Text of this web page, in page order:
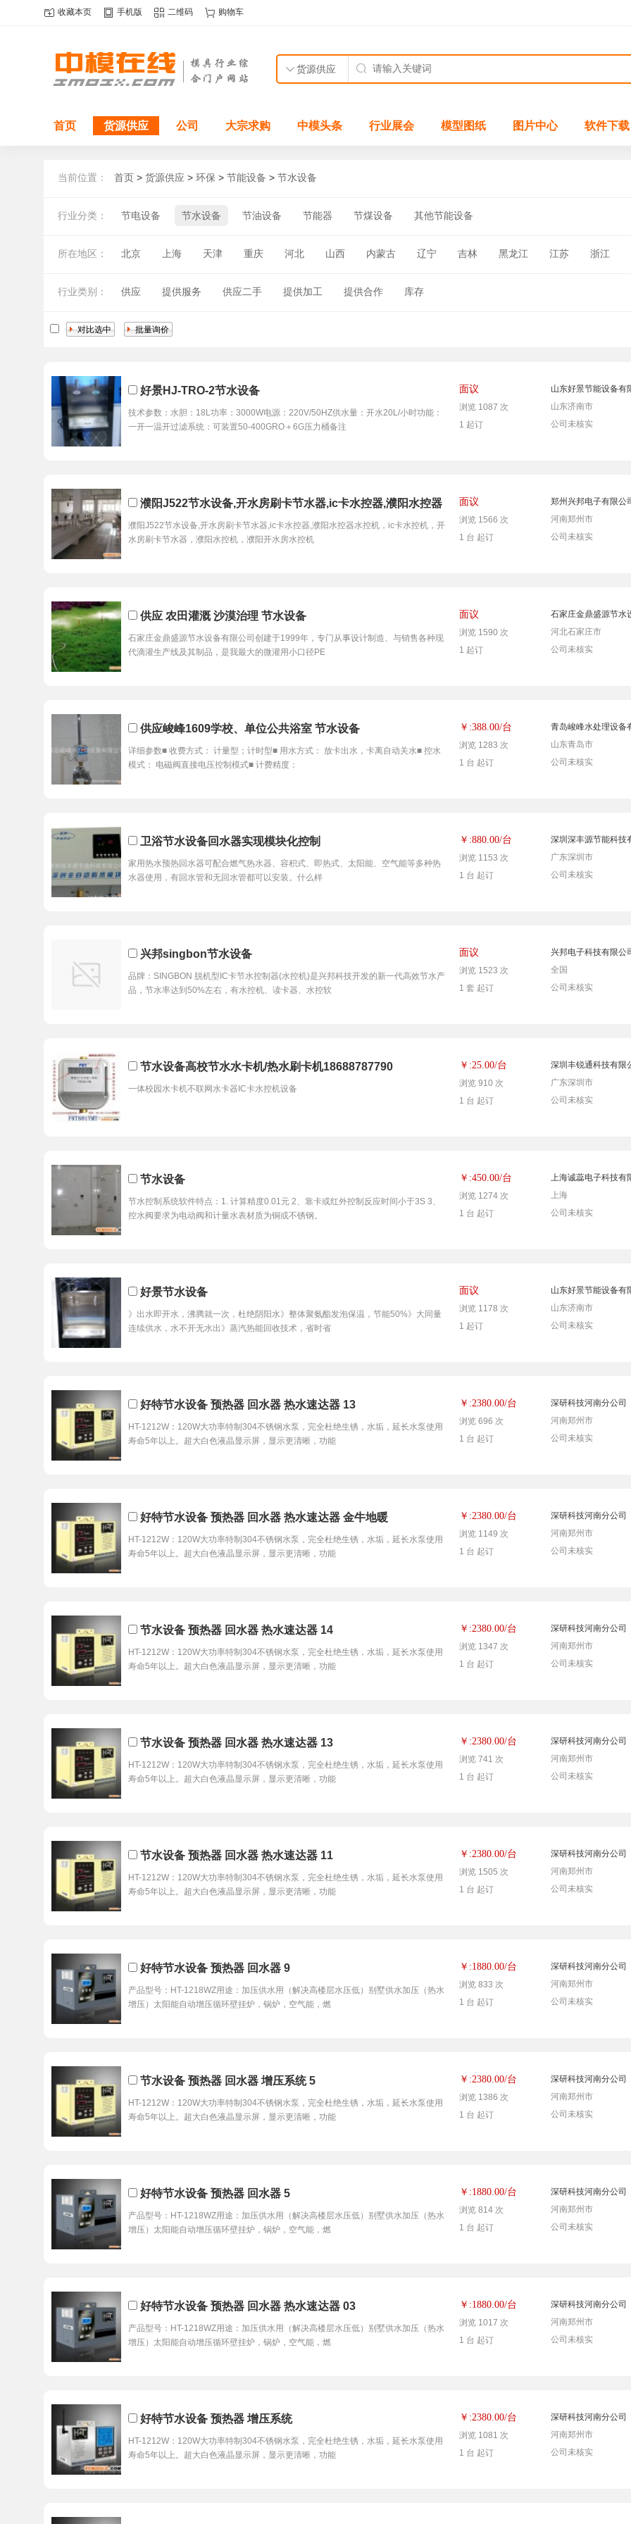
收藏本页 手机版 二维码 购物车
首页 货源供应 公司 大宗求购 中模头条 行业展会 模型图纸 图片中心 软件下载
当前位置： 首页 > 货源供应 > 环保 > 节能设备 > 节水设备
行业分类： 节电设备 节水设备 节油设备 节能器 节煤设备 其他节能设备
所在地区： 北京 上海 天津 重庆 河北 山西 内蒙古 辽宁 吉林 黑龙江 江苏 浙江
行业类别： 供应 提供服务 供应二手 提供加工 提供合作 库存
好景HJ-TRO-2节水设备
技术参数：水胆：18L功率：3000W电源：220V/50HZ供水量：开水20L/小时功能：
一开一温开过滤系统：可装置50-400GRO＋6G压力桶备注
面议
浏览 1087 次
1 起订
山东好景节能设备有
山东济南市
公司未核实
濮阳J522节水设备,开水房刷卡节水器,ic卡水控器,濮阳水控器
濮阳J522节水设备,开水房刷卡节水器,ic卡水控器,濮阳水控器水控机，ic卡水控机，开
水房刷卡节水器，濮阳水控机，濮阳开水房水控机
面议
浏览 1566 次
1 台 起订
郑州兴邦电子有限公
河南郑州市
公司未核实
供应 农田灌溉 沙漠治理 节水设备
石家庄金鼎盛源节水设备有限公司创建于1999年，专门从事设计制造、与销售各种现
代滴灌生产线及其制品，是我最大的微灌用小口径PE
面议
浏览 1590 次
1 起订
石家庄金鼎盛源节水
河北石家庄市
公司未核实
供应峻峰1609学校、单位公共浴室 节水设备
详细参数■ 收费方式： 计量型；计时型■ 用水方式： 放卡出水，卡离自动关水■ 控水
模式： 电磁阀直接电压控制模式■ 计费精度：
￥:388.00/台
浏览 1283 次
1 台 起订
青岛峻峰水处理设备
山东青岛市
公司未核实
卫浴节水设备回水器实现模块化控制
家用热水预热回水器可配合燃气热水器、容积式、即热式、太阳能、空气能等多种热
水器使用，有回水管和无回水管都可以安装。什么样
￥:880.00/台
浏览 1153 次
1 台 起订
深圳深丰源节能科技
广东深圳市
公司未核实
兴邦singbon节水设备
品牌：SINGBON 脱机型IC卡节水控制器(水控机)是兴邦科技开发的新一代高效节水产
品，节水率达到50%左右，有水控机、读卡器、水控软
面议
浏览 1523 次
1 套 起订
兴邦电子科技有限公
全国
公司未核实
节水设备高校节水水卡机/热水刷卡机18688787790
一体校园水卡机不联网水卡器IC卡水控机设备
￥:25.00/台
浏览 910 次
1 台 起订
深圳丰锐通科技有限
广东深圳市
公司未核实
节水设备
节水控制系统软件特点：1. 计算精度0.01元 2、靠卡或红外控制反应时间小于3S 3、
控水阀要求为电动阀和计量水表材质为铜或不锈钢。
￥:450.00/台
浏览 1274 次
1 台 起订
上海诚蕊电子科技有
上海
公司未核实
好景节水设备
》出水即开水，沸腾就一次，杜绝阴阳水》整体聚氨酯发泡保温，节能50%》大同量
连续供水，水不开无水出》蒸汽热能回收技术，省时省
面议
浏览 1178 次
1 起订
山东好景节能设备有
山东济南市
公司未核实
好特节水设备 预热器 回水器 热水速达器 13
HT-1212W：120W大功率特制304不锈钢水泵，完全杜绝生锈，水垢，延长水泵使用
寿命5年以上。超大白色液晶显示屏，显示更清晰，功能
￥:2380.00/台
浏览 696 次
1 台 起订
深研科技河南分公司
河南郑州市
公司未核实
好特节水设备 预热器 回水器 热水速达器 金牛地暖
HT-1212W：120W大功率特制304不锈钢水泵，完全杜绝生锈，水垢，延长水泵使用
寿命5年以上。超大白色液晶显示屏，显示更清晰，功能
￥:2380.00/台
浏览 1149 次
1 台 起订
深研科技河南分公司
河南郑州市
公司未核实
节水设备 预热器 回水器 热水速达器 14
HT-1212W：120W大功率特制304不锈钢水泵，完全杜绝生锈，水垢，延长水泵使用
寿命5年以上。超大白色液晶显示屏，显示更清晰，功能
￥:2380.00/台
浏览 1347 次
1 台 起订
深研科技河南分公司
河南郑州市
公司未核实
节水设备 预热器 回水器 热水速达器 13
HT-1212W：120W大功率特制304不锈钢水泵，完全杜绝生锈，水垢，延长水泵使用
寿命5年以上。超大白色液晶显示屏，显示更清晰，功能
￥:2380.00/台
浏览 741 次
1 台 起订
深研科技河南分公司
河南郑州市
公司未核实
节水设备 预热器 回水器 热水速达器 11
HT-1212W：120W大功率特制304不锈钢水泵，完全杜绝生锈，水垢，延长水泵使用
寿命5年以上。超大白色液晶显示屏，显示更清晰，功能
￥:2380.00/台
浏览 1505 次
1 台 起订
深研科技河南分公司
河南郑州市
公司未核实
好特节水设备 预热器 回水器 9
产品型号：HT-1218WZ用途：加压供水用（解决高楼层水压低）别墅供水加压（热水
增压）太阳能自动增压循环壁挂炉，锅炉，空气能，燃
￥:1880.00/台
浏览 833 次
1 台 起订
深研科技河南分公司
河南郑州市
公司未核实
节水设备 预热器 回水器 增压系统 5
HT-1212W：120W大功率特制304不锈钢水泵，完全杜绝生锈，水垢，延长水泵使用
寿命5年以上。超大白色液晶显示屏，显示更清晰，功能
￥:2380.00/台
浏览 1386 次
1 台 起订
深研科技河南分公司
河南郑州市
公司未核实
好特节水设备 预热器 回水器 5
产品型号：HT-1218WZ用途：加压供水用（解决高楼层水压低）别墅供水加压（热水
增压）太阳能自动增压循环壁挂炉，锅炉，空气能，燃
￥:1880.00/台
浏览 814 次
1 台 起订
深研科技河南分公司
河南郑州市
公司未核实
好特节水设备 预热器 回水器 热水速达器 03
产品型号：HT-1218WZ用途：加压供水用（解决高楼层水压低）别墅供水加压（热水
增压）太阳能自动增压循环壁挂炉，锅炉，空气能，燃
￥:1880.00/台
浏览 1017 次
1 台 起订
深研科技河南分公司
河南郑州市
公司未核实
好特节水设备 预热器 增压系统
HT-1212W：120W大功率特制304不锈钢水泵，完全杜绝生锈，水垢，延长水泵使用
寿命5年以上。超大白色液晶显示屏，显示更清晰，功能
￥:2380.00/台
浏览 1081 次
1 台 起订
深研科技河南分公司
河南郑州市
公司未核实